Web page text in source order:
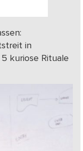
in
kuriose Rituale